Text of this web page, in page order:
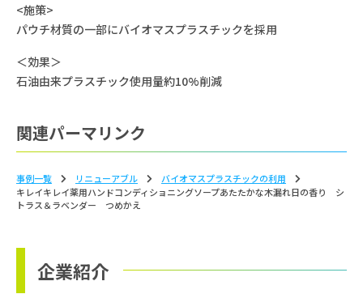
<施策>
パウチ材質の一部にバイオマスプラスチックを採用
＜効果＞
石油由来プラスチック使用量約10%削減
関連パーマリンク
事例一覧 リニューアブル
バイオマスプラスチックの利⽤
キレイキレイ薬用ハンドコンディショニングソープあたたかな木漏れ日の香り シ
トラス＆ラベンダー つめかえ
企業紹介